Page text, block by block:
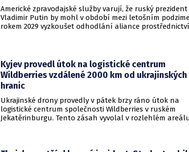
Americké zpravodajské služby varují, že ruský prezident
Vladimir Putin by mohl v období mezi letošním
rokem 2029 vyzkoušet odhodlání aliance
přicházejí v době, kdy Moskva čelí rostoucímu tlaku
situaci na ukrajinské frontě. Masivní škody, které
drony způsobují ruskému zázemí, totiž Kreml zahnaly
kouta.
Kyjev provedl útok na logistické centrum
Wildberries vzdálené 2000 km od ukrajinských
hranic
Ukrajinské drony provedly v pátek brzy ráno útok na
logistické centrum společnosti Wildberries v ruském
Jekatěrinburgu. Tento zásah vyvolal v rozlehlém